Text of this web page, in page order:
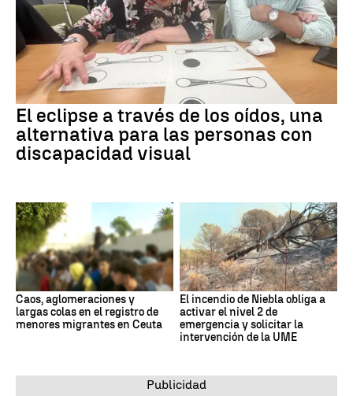
El eclipse a través de los oídos, una
alternativa para las personas con
discapacidad visual
Caos, aglomeraciones y
largas colas en el registro de
menores migrantes en Ceuta
El incendio de Niebla obliga a
activar el nivel 2 de
emergencia y solicitar la
intervención de la UME